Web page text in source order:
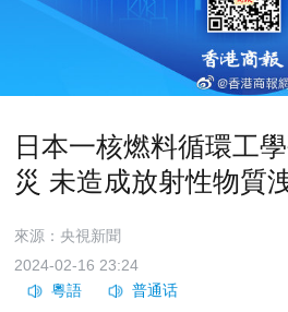
日本一核燃料循環工
災 未造成放射性物質
來源：央視新聞
2024-02-16 23:24